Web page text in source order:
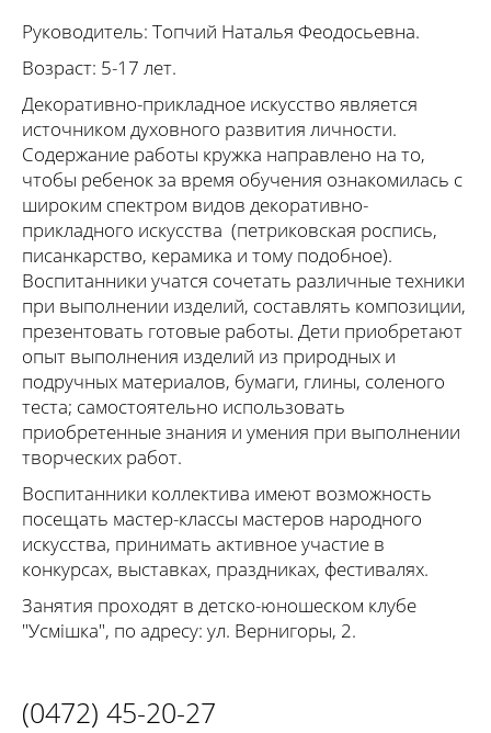
Руководитель: Топчий Наталья Феодосьевна.
Возраст: 5-17 лет.
Декоративно-прикладное искусство является
источником духовного развития личности.
Содержание работы кружка направлено на то,
чтобы ребенок за время обучения ознакомилась с
широким спектром видов декоративно-
прикладного искусства (петриковская роспись,
писанкарство, керамика и тому подобное).
Воспитанники учатся сочетать различные техники
при выполнении изделий, составлять композиции,
презентовать готовые работы. Дети приобретают
опыт выполнения изделий из природных и
подручных материалов, бумаги, глины, соленого
теста; самостоятельно использовать
приобретенные знания и умения при выполнении
творческих работ.
Воспитанники коллектива имеют возможность
посещать мастер-классы мастеров народного
искусства, принимать активное участие в
конкурсах, выставках, праздниках, фестивалях.
Занятия проходят в детско-юношеском клубе
"Усмішка", по адресу: ул. Вернигоры, 2.
(0472) 45-20-27